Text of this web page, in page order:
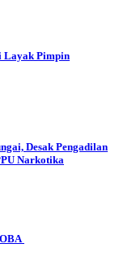
Layak Pimpin
Desak Pengadilan
Narkotika